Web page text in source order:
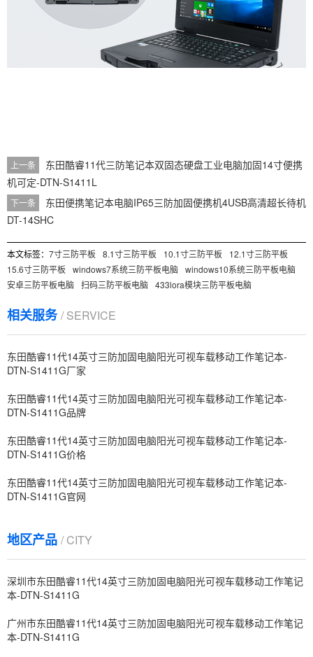
上一条
东田酷睿11代三防笔记本双固态硬盘工业电脑加固14寸便携
机可定-DTN-S1411L
下一条
东田便携笔记本电脑IP65三防加固便携机4USB高清超长待机
DT-14SHC
本文标签： 7寸三防平板 8.1寸三防平板 10.1寸三防平板
12.1寸三防平板
15.6寸三防平板
windows7系统三防平板电脑 windows10系统三防平板电脑
安卓三防平板电脑 扫码三防平板电脑 433lora模块三防平板电脑
相关服务/ SERVICE
东田酷睿11代14英寸三防加固电脑阳光可视车载移动工作笔记本-
DTN-S1411G厂家
东田酷睿11代14英寸三防加固电脑阳光可视车载移动工作笔记本-
DTN-S1411G品牌
东田酷睿11代14英寸三防加固电脑阳光可视车载移动工作笔记本-
DTN-S1411G价格
东田酷睿11代14英寸三防加固电脑阳光可视车载移动工作笔记本-
DTN-S1411G官网
地区产品 / CITY
深圳市东田酷睿11代14英寸三防加固电脑阳光可视车载移动工作笔记
本-DTN-S1411G
广州市东田酷睿11代14英寸三防加固电脑阳光可视车载移动工作笔记
本-DTN-S1411G